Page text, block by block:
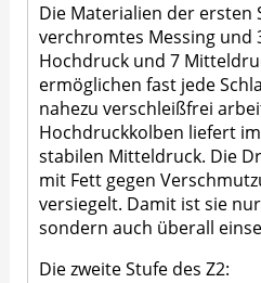
Die Materialien der ersten
verchromtes Messing und
Hochdruck und 7
ermöglichen fast jede
nahezu verschleißfrei
Hochdruckkolben liefert
stabilen Mitteldruck. Die
mit Fett gegen
versiegelt. Damit ist sie
sondern auch überall
Die zweite Stufe des Z2: